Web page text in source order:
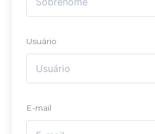
Usuário
E-mail